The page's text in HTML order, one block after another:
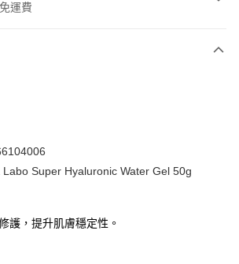
運費
Super Hyaluronic Water Gel 50g
護，提升肌膚穩定性。